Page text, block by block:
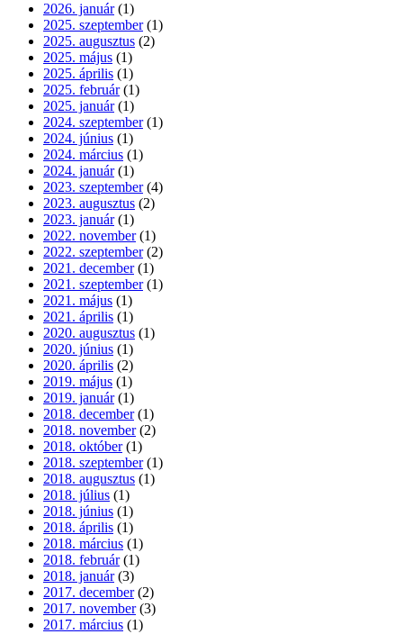
2026. január(1)
2025. szeptember(1)
2025. augusztus (2)
2025. május (1)
2025. április (1)
2025. február(1)
2025. január(1)
2024. szeptember(1)
2024. június (1)
2024. március (1)
2024. január(1)
2023. szeptember(4)
2023. augusztus (2)
2023. január(1)
2022. november(1)
2022. szeptember(2)
2021. december(1)
2021. szeptember(1)
2021. május (1)
2021. április (1)
2020. augusztus (1)
2020. június (1)
2020. április (2)
2019. május (1)
2019. január(1)
2018. december(1)
2018. november(2)
2018. október(1)
2018. szeptember(1)
2018. augusztus (1)
2018. július (1)
2018. június (1)
2018. április (1)
2018. március (1)
2018. február(1)
2018. január(3)
2017. december(2)
2017. november(3)
2017. március (1)